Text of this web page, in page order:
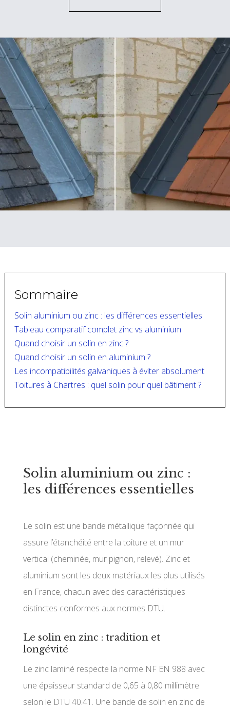
Sommaire
Solin aluminium ou zinc : les différences essentielles
Tableau comparatif complet zinc vs aluminium
Quand choisir un solin en zinc ?
Quand choisir un solin en aluminium ?
Les incompatibilités galvaniques à éviter absolument
Toitures à Chartres : quel solin pour quel bâtiment ?
Solin aluminium ou zinc :
les différences essentielles
Le solin est une bande métallique façonnée qui
assure l’étanchéité entre la toiture et un mur
vertical (cheminée, mur pignon, relevé). Zinc et
aluminium sont les deux matériaux les plus utilisés
en France, chacun avec des caractéristiques
distinctes conformes aux normes DTU.
Le solin en zinc : tradition et
longévité
Le zinc laminé respecte la norme NF EN 988 avec
une épaisseur standard de 0,65 à 0,80 millimètre
selon le DTU 40.41. Une bande de solin en zinc de